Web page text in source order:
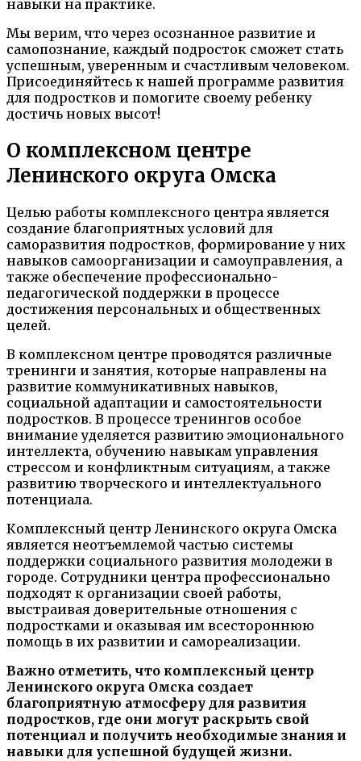
навыки на практике.
Мы верим, что через осознанное развитие и
самопознание, каждый подросток сможет стать
успешным, уверенным и счастливым человеком.
Присоединяйтесь к нашей программе развития
для подростков и помогите своему ребенку
достичь новых высот!
О комплексном центре
Ленинского округа Омска
Целью работы комплексного центра является
создание благоприятных условий для
саморазвития подростков, формирование у них
навыков самоорганизации и самоуправления, а
также обеспечение профессионально-
педагогической поддержки в процессе
достижения персональных и общественных
целей.
В комплексном центре проводятся различные
тренинги и занятия, которые направлены на
развитие коммуникативных навыков,
социальной адаптации и самостоятельности
подростков. В процессе тренингов особое
внимание уделяется развитию эмоционального
интеллекта, обучению навыкам управления
стрессом и конфликтным ситуациям, а также
развитию творческого и интеллектуального
потенциала.
Комплексный центр Ленинского округа Омска
является неотъемлемой частью системы
поддержки социального развития молодежи в
городе. Сотрудники центра профессионально
подходят к организации своей работы,
выстраивая доверительные отношения с
подростками и оказывая им всестороннюю
помощь в их развитии и самореализации.
Важно отметить, что комплексный центр
Ленинского округа Омска создает
благоприятную атмосферу для развития
подростков, где они могут раскрыть свой
потенциал и получить необходимые знания и
навыки для успешной будущей жизни.